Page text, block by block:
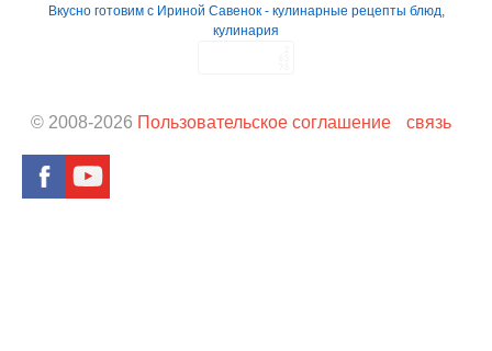
Вкусно готовим с Ириной Савенок - кулинарные рецепты блюд,
кулинария
© 2008-2026 Пользовательское соглашение связь